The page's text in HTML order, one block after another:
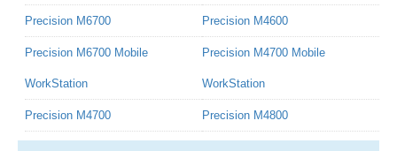
Precision M6700 Precision M4600
Precision M6700 Mobile
WorkStation
Precision M4700 Mobile
WorkStation
Precision M4700 Precision M4800